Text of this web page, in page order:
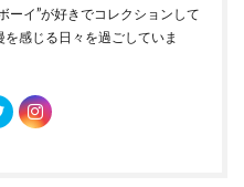
ーイ”が好きでコレクションして
感じる日々を過ごしていま